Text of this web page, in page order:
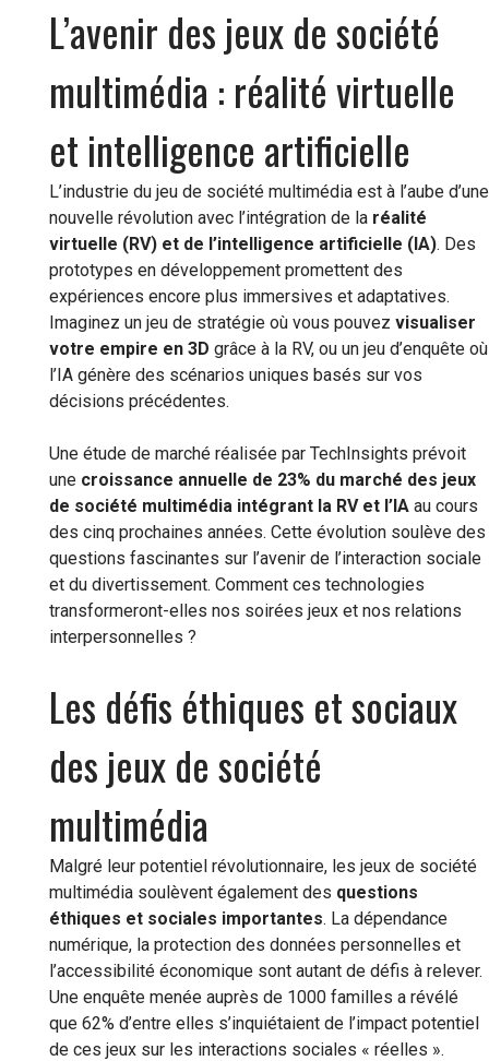
L’avenir des jeux de société
multimédia : réalité virtuelle
et intelligence artificielle
L’industrie du jeu de société multimédia est à l’aube d’une
nouvelle révolution avec l’intégration de la réalité
virtuelle (RV) et de l’intelligence artificielle (IA). Des
prototypes en développement promettent des
expériences encore plus immersives et adaptatives.
Imaginez un jeu de stratégie où vous pouvez visualiser
votre empire en 3D grâce à la RV, ou un jeu d’enquête où
l’IA génère des scénarios uniques basés sur vos
décisions précédentes.
Une étude de marché réalisée par TechInsights prévoit
une croissance annuelle de 23% du marché des jeux
de société multimédia intégrant la RV et l’IAau cours
des cinq prochaines années. Cette évolution soulève des
questions fascinantes sur l’avenir de l’interaction sociale
et du divertissement. Comment ces technologies
transformeront-elles nos soirées jeux et nos relations
interpersonnelles ?
Les défis éthiques et sociaux
des jeux de société
multimédia
Malgré leur potentiel révolutionnaire, les jeux de société
multimédia soulèvent également des questions
éthiques et sociales importantes. La dépendance
numérique, la protection des données personnelles et
l’accessibilité économique sont autant de défis à relever.
Une enquête menée auprès de 1000 familles a révélé
que 62% d’entre elles s’inquiétaient de l’impact potentiel
de ces jeux sur les interactions sociales « réelles ».